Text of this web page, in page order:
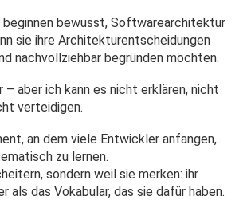
bewusst, Softwarearchitektur
sie ihre Architekturentscheidungen
nachvollziehbar begründen möchten.
– aber ich kann es nicht erklären, nicht
verteidigen.
an dem viele Entwickler anfangen,
zu lernen.
sondern weil sie merken: ihr
als das Vokabular, das sie dafür haben.